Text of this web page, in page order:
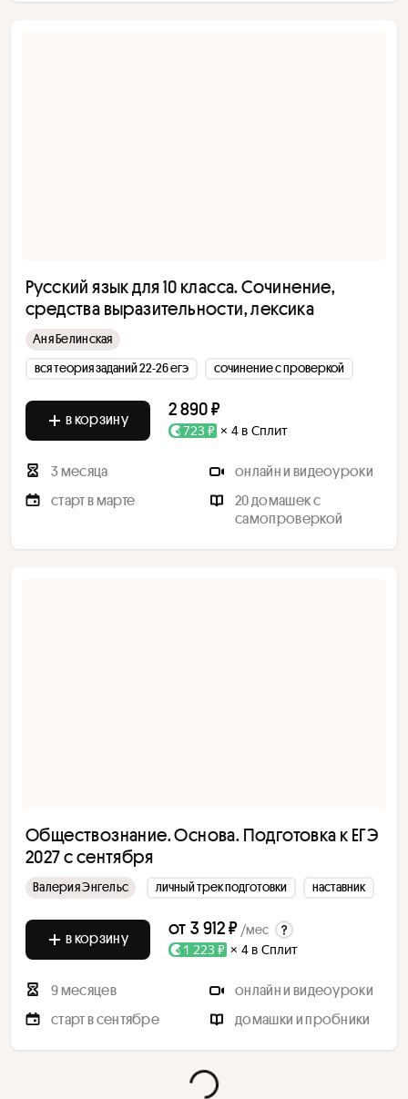
Русский язык для 10 класса. Сочинение,
средства выразительности, лексика
Аня Белинская
вся теория заданий 22-26 егэ
сочинение с проверкой
в корзину 2 890 ₽
723 ₽ × 4 в Сплит
3 месяца
онлайн и видеоуроки
старт в марте
20 домашек с
самопроверкой
Обществознание. Основа. Подготовка к ЕГЭ
2027 с сентября
Валерия Энгельс личный трек подготовки наставник
в корзину от 3 912 ₽ /мес
1 223 ₽ × 4 в Сплит
9 месяцев
онлайн и видеоуроки
старт в сентябре
домашки и пробники